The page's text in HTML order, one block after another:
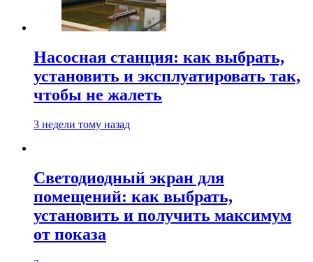
Насосная станция: как выбрать,
установить и эксплуатировать так,
чтобы не жалеть
3 недели тому назад
Светодиодный экран для
помещений: как выбрать,
установить и получить максимум
от показа